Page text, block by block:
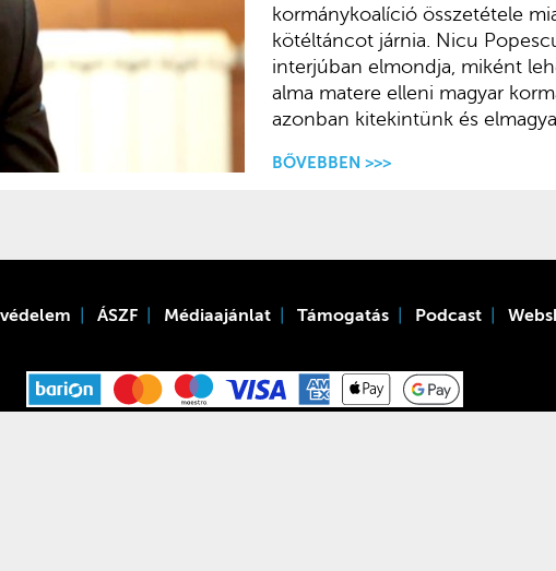
kormánykoalíció összetétele
kötéltáncot járnia. Nicu
interjúban elmondja, miként
alma matere elleni magyar
azonban kitekintünk és
BŐVEBBEN >>>
ÁSZF Médiaajánlat Támogatás Podcast